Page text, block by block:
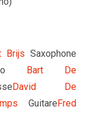
Brijs Saxophone
Bart De
David De
GuitareFred